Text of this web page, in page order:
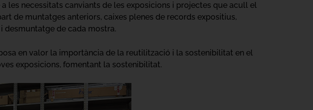
les necessitats canviants de les exposicions i projectes que acull el
de muntatges anteriors, caixes plenes de records expositius,
desmuntatge de cada mostra.
en valor la importància de la reutilització i la sostenibilitat en el
exposicions, fomentant la sostenibilitat.